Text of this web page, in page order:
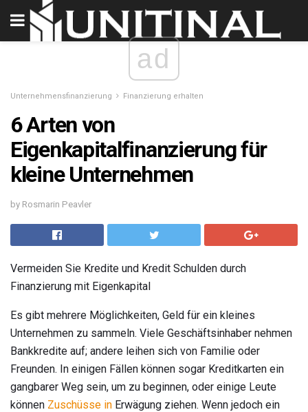
ad
Unternehmensfinanzierung Finanzierung erhalten
6 Arten von
Eigenkapitalfinanzierung für
kleine Unternehmen
by Rosmarin Peavler
Vermeiden Sie Kredite und Kredit Schulden durch
Finanzierung mit Eigenkapital
Es gibt mehrere Möglichkeiten, Geld für ein kleines
Unternehmen zu sammeln. Viele Geschäftsinhaber nehmen
Bankkredite auf; andere leihen sich von Familie oder
Freunden. In einigen Fällen können sogar Kreditkarten ein
gangbarer Weg sein, um zu beginnen, oder einige Leute
können Zuschüsse in Erwägung ziehen. Wenn jedoch ein